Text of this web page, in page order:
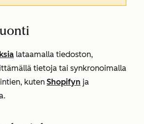
lataamalla tiedoston,
tietoja tai synkronoimalla
kuten Shopifyn ja